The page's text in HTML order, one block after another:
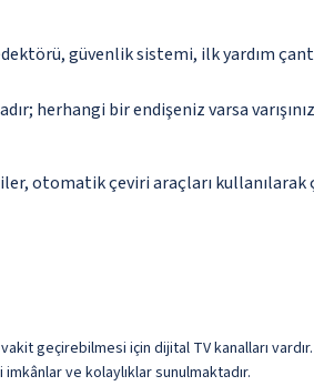
güvenlik sistemi, ilk yardım
herhangi bir endişeniz varsa
otomatik çeviri araçları
geçirebilmesi için dijital TV kanalları
ve kolaylıklar sunulmaktadır.